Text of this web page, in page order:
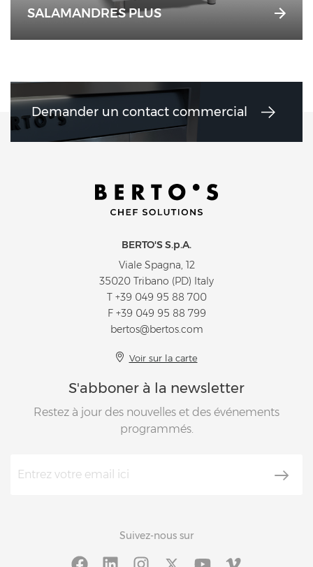
SALAMANDRES PLUS
Demander un contact commercial
BERTO'S S.p.A.
Viale Spagna, 12
35020 Tribano (PD) Italy
T +39 049 95 88 700
F +39 049 95 88 799
bertos@bertos.com
Voir sur la carte
S'abboner à la newsletter
Restez à jour des nouvelles et des événements
programmés.
Suivez-nous sur